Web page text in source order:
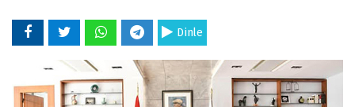
Dinle